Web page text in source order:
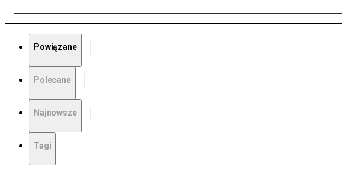
Powiązane
Polecane
Najnowsze
Tagi